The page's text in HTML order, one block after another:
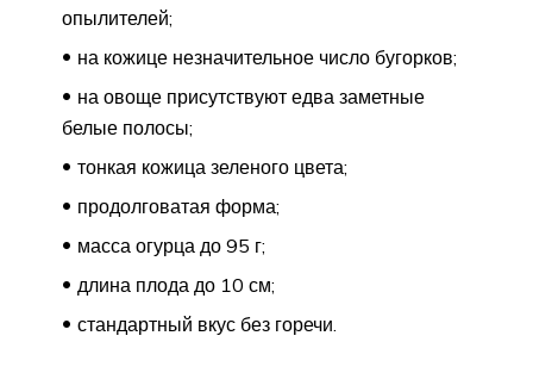
опылителей;
на кожице незначительное число бугорков;
на овоще присутствуют едва заметные
белые полосы;
тонкая кожица зеленого цвета;
продолговатая форма;
масса огурца до 95 г;
длина плода до 10 см;
стандартный вкус без горечи.